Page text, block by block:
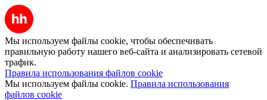
Мы используем файлы cookie, чтобы обеспечивать
правильную работу нашего веб-сайта и анализировать сетевой
трафик.
Правила использования файлов cookie
Мы используем файлы cookie. Правила использования
файлов cookie